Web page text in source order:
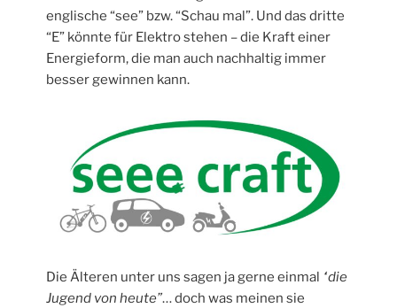
englische “see” bzw. “Schau mal”. Und das dritte
“E” könnte für Elektro stehen – die Kraft einer
Energieform, die man auch nachhaltig immer
besser gewinnen kann.
Die Älteren unter uns sagen ja gerne einmal “die
Jugend von heute”… doch was meinen sie